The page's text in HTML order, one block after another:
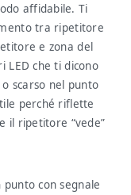
affidabile. Ti
tra ripetitore
e zona del
LED che ti dicono
scarso nel punto
perché riflette
il ripetitore “vede”
con segnale